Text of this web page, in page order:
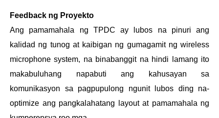
Feedback ng Proyekto
Ang pamamahala ng TPDC ay lubos na pinuri ang
kalidad ng tunog at kaibigan ng gumagamit ng wireless
microphone system, na binabanggit na hindi lamang ito
makabuluhang napabuti ang kahusayan sa
komunikasyon sa pagpupulong ngunit lubos ding na-
optimize ang pangkalahatang layout at pamamahala ng